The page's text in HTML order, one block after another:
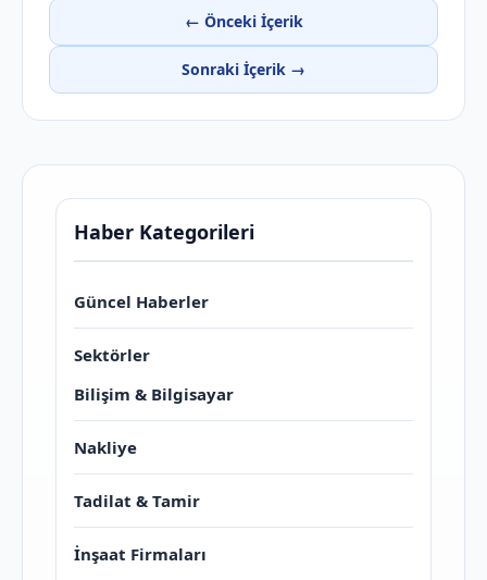
← Önceki İçerik
Sonraki İçerik →
Haber Kategorileri
Güncel Haberler
Sektörler
Bilişim & Bilgisayar
Nakliye
Tadilat & Tamir
İnşaat Firmaları